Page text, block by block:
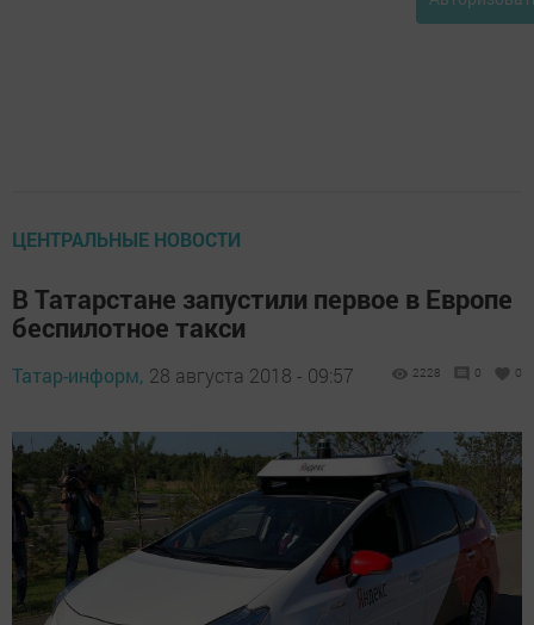
ЦЕНТРАЛЬНЫЕ НОВОСТИ
В Татарстане запустили первое в Европе
беспилотное такси
Татар-информ, 28 августа 2018 - 09:57 2228 0 0